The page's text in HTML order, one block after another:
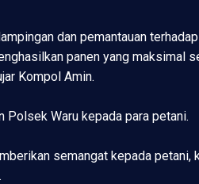
dan pemantauan
panen yang maksimal
Kompol Amin.
Polsek Waru kepada para petani.
semangat kepada petani,